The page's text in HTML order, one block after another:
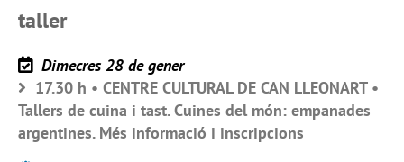
taller
Dimecres 28 de gener
17.30 h • CENTRE CULTURAL DE CAN LLEONART •
Tallers de cuina i tast. Cuines del món: empanades
argentines. Més informació i inscripcions